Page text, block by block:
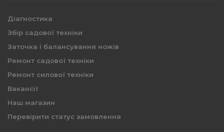
Діагностика
Збір садової техніки
Заточка і балансування ножів
Ремонт садової техніки
Ремонт силової техніки
Вакансії
Наш магазин
Перевірити статус замовлення